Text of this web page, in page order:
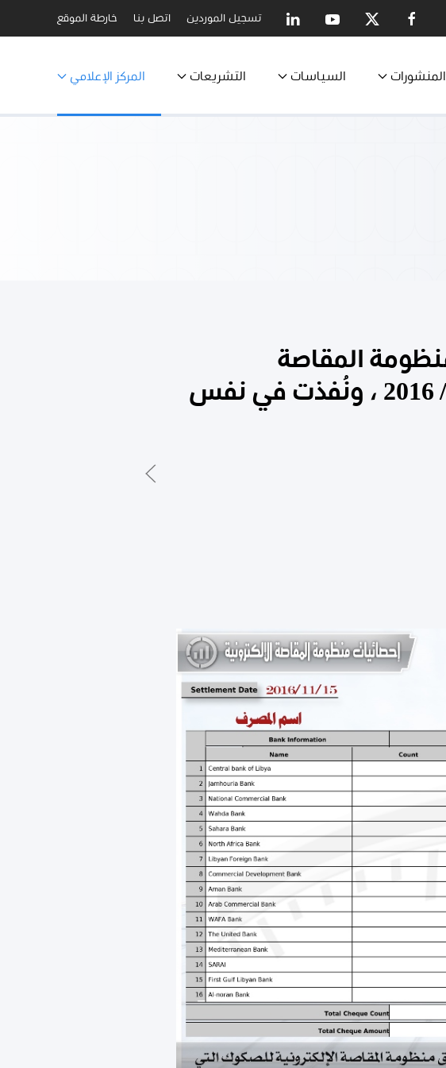
تسجيل الموردين اتصل بنا خارطة الموقع
والمنشورات السياسات التشريعات المركز الإعلامي
المقاصة
الإلكترونية للصكوك التي وردت يوم 15/ 11/ 2016 ، ونُفذت في نفس